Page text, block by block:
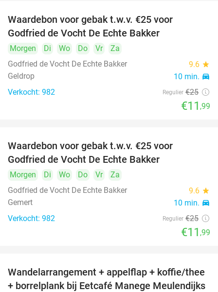
Waardebon voor gebak t.w.v. €25 voor
Godfried de Vocht De Echte Bakker
Morgen Di Wo Do Vr
Za
Godfried de Vocht De Echte Bakker
9.6 star
Geldrop 10 min. directions_car
Verkocht: 982 Regulier €25
€11 ,99
Waardebon voor gebak t.w.v. €25 voor
Godfried de Vocht De Echte Bakker
Morgen Di Wo Do Vr
Za
Godfried de Vocht De Echte Bakker
9.6 star
Gemert 10 min. directions_car
Verkocht: 982 Regulier €25
€11 ,99
34%
Wandelarrangement + appelflap + koffie/thee
+ borrelplank bij Eetcafé Manege Meulendijks